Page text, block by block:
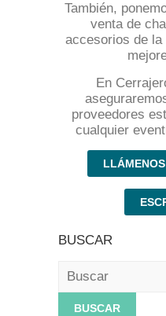
También,
venta de
accesorios de
En
proveedores
cualquier
BUSCAR
Buscar